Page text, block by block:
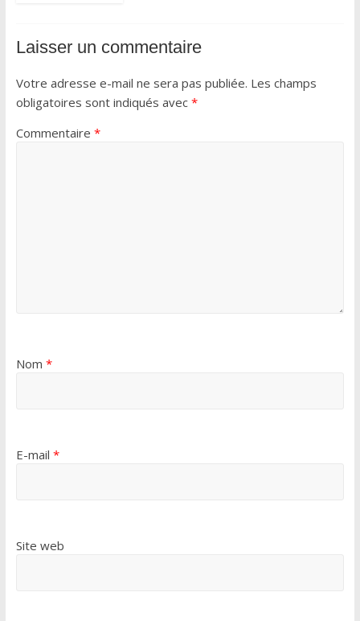
Laisser un commentaire
Votre adresse e-mail ne sera pas publiée. Les champs
obligatoires sont indiqués avec *
Commentaire *
Nom *
E-mail *
Site web